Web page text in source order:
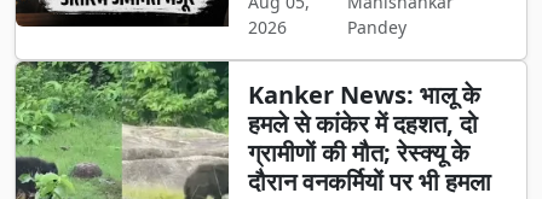
2026
Pandey
Kanker News: भालू के
हमले से कांकेर में दहशत, दो
ग्रामीणों की मौत; रेस्क्यू के
दौरान वनकर्मियों पर भी हमला